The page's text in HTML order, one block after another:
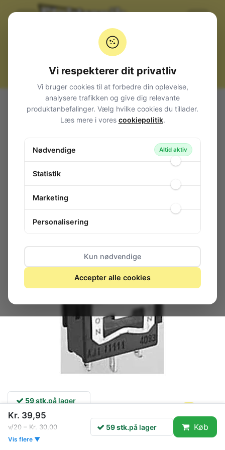
Alle produkter
Afbrydere og omskiftere
Vippe metalknebel (Toggle switch)
Miniature
1-pol
Toggle Switch 1-pol Moment ON/(ON)
Toggle Switch 1-pol Moment ON/(ON)
59 stk.på lager
Fabrikat: MATSUSHITA
Kr. 39,95
v/20 – Kr. 30,00
Vis flere ▼
59 stk.på lager Køb
Vi respekterer dit privatliv
Vi bruger cookies til at forbedre din oplevelse,
analysere trafikken og give dig relevante
produktanbefalinger. Vælg hvilke cookies du tillader.
Læs mere i vores cookiepolitik.
Nødvendige Altid aktiv
Statistik
Marketing
Personalisering
Kun nødvendige
Accepter alle cookies